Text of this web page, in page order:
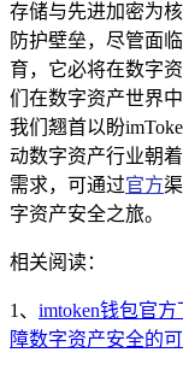
存储与先进加密为
防护壁垒，尽管面
育，它必将在数字
们在数字资产世界
我们翘首以盼
动数字资产行业朝
需求，可通过官方
字资产安全之旅。
相关阅读：
1、 imtoken钱包官
障数字资产安全的